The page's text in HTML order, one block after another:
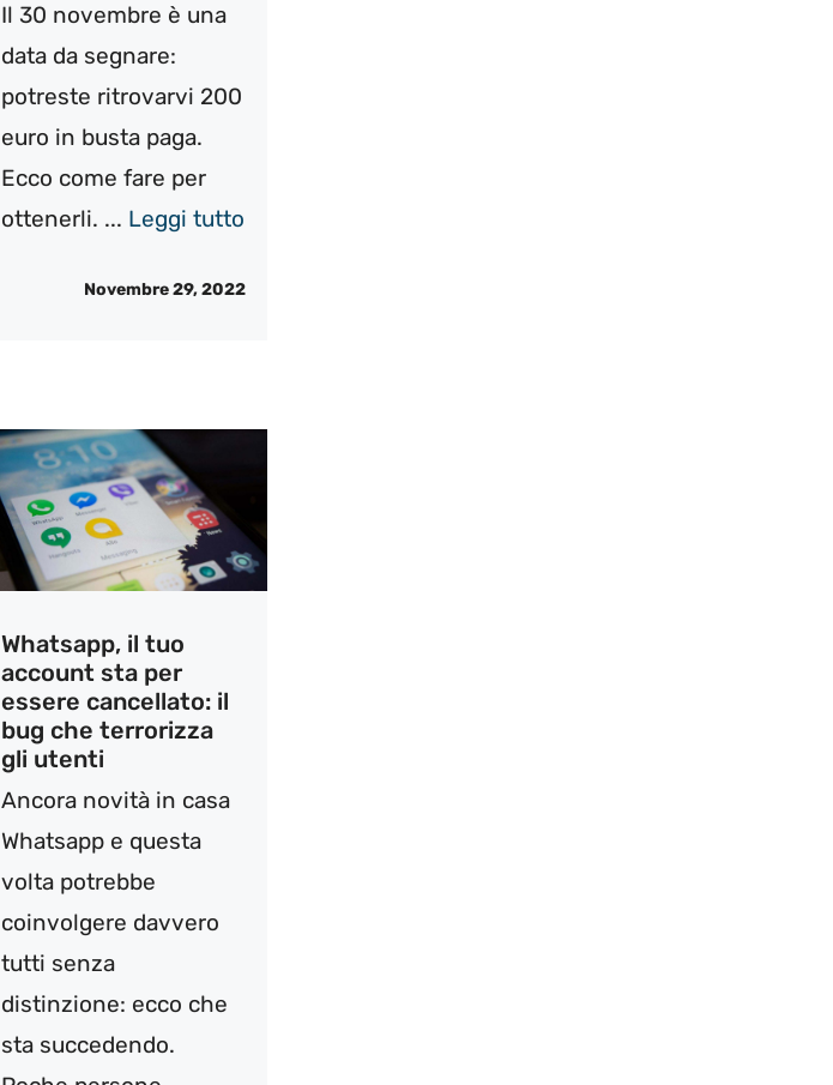
Il 30 novembre è una
data da segnare:
potreste ritrovarvi 200
euro in busta paga.
Ecco come fare per
ottenerli. ... Leggi tutto
Novembre 29, 2022
Whatsapp, il tuo
account sta per
essere cancellato: il
bug che terrorizza
gli utenti
Ancora novità in casa
Whatsapp e questa
volta potrebbe
coinvolgere davvero
tutti senza
distinzione: ecco che
sta succedendo.